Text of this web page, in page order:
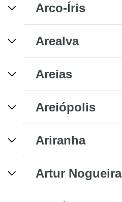
Arco-Íris
Arealva
Areias
Areiópolis
Ariranha
Artur Nogueira